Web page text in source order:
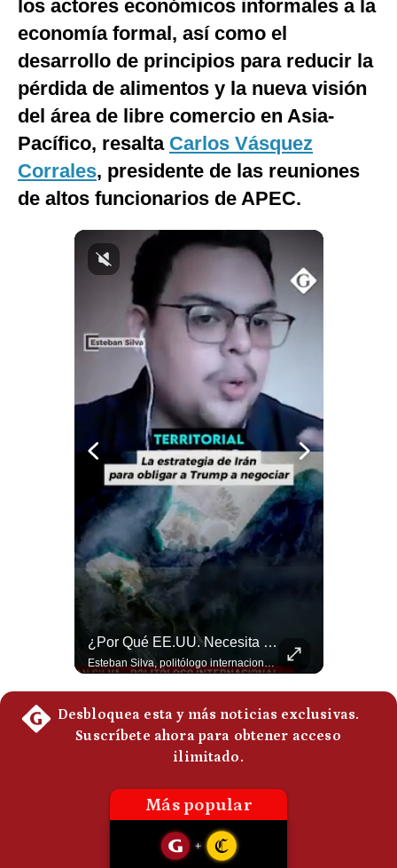
Notas Contratadas
Podcast
Gestión TV
Videos
Fotogalerías
Condiciones
Privacidad
Frecuentes
los actores económicos informales a la
economía formal, así como el
desarrollo de principios para reducir la
pérdida de alimentos y la nueva visión
del área de libre comercio en Asia-
Pacífico, resalta Carlos Vásquez
Corrales, presidente de las reuniones
de altos funcionarios de APEC.
¿Por Qué EE.UU. Necesita Desesperadamente Al Golfo? | Gestión Mundo